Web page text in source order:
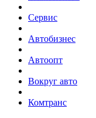
Сервис
Автобизнес
Автоопт
Вокруг авто
Комтранс